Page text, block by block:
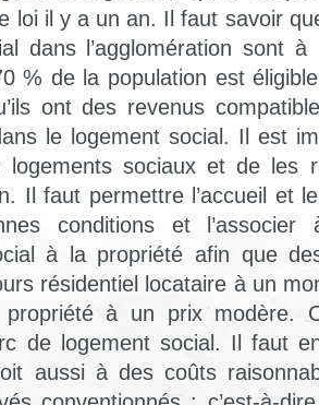
loi il y a un an. Il faut savoir
dans l’agglomération sont
% de la population est
ont des revenus
le logement social. Il est
logements sociaux et de les
Il faut permettre l’accueil et
conditions et
à la propriété afin que
résidentiel locataire à un
à un prix modère.
de logement social. Il faut
aussi à des coûts